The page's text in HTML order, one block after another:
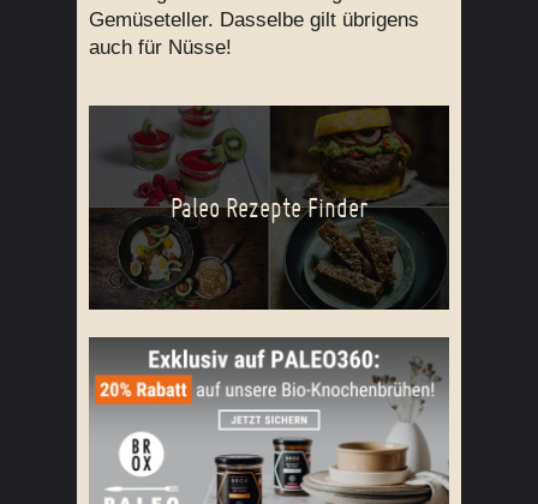
Gemüseteller. Dasselbe gilt übrigens
auch für Nüsse!
Paleo Rezepte Finder